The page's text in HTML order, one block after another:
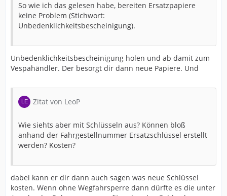
So wie ich das gelesen habe, bereiten Ersatzpapiere
keine Problem (Stichwort:
Unbedenklichkeitsbescheinigung).
Unbedenklichkeitsbescheinigung holen und ab damit zum
Vespahändler. Der besorgt dir dann neue Papiere. Und
Zitat von LeoP
Wie siehts aber mit Schlüsseln aus? Können bloß
anhand der Fahrgestellnummer Ersatzschlüssel erstellt
werden? Kosten?
dabei kann er dir dann auch sagen was neue Schlüssel
kosten. Wenn ohne Wegfahrsperre dann dürfte es die unter